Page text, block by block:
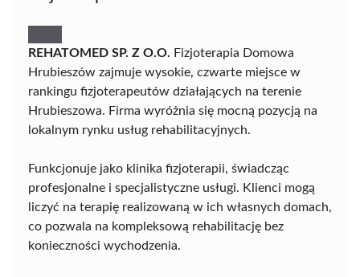
REHATOMED SP. Z O.O. Fizjoterapia Domowa
Hrubieszów zajmuje wysokie, czwarte miejsce w
rankingu fizjoterapeutów działających na terenie
Hrubieszowa. Firma wyróżnia się mocną pozycją na
lokalnym rynku usług rehabilitacyjnych.
Funkcjonuje jako klinika fizjoterapii, świadcząc
profesjonalne i specjalistyczne usługi. Klienci mogą
liczyć na terapię realizowaną w ich własnych domach,
co pozwala na kompleksową rehabilitację bez
konieczności wychodzenia.